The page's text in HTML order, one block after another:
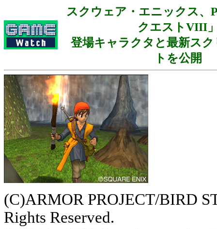
スクウェア・エニックス、
クエストVIII
登場キャラクタと最新ス
トを公開
(C)ARMOR PROJECT/BIRD
Rights Reserved.